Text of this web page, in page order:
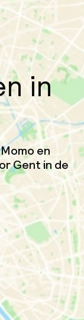
in
en
Gent in de